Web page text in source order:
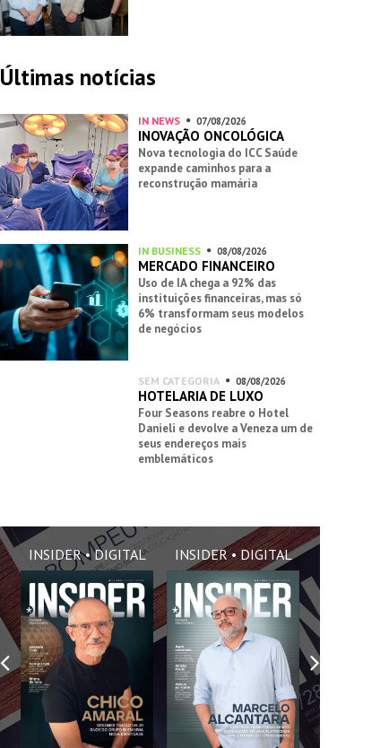
Últimas notícias
IN NEWS 07/08/2026
INOVAÇÃO ONCOLÓGICA
Nova tecnologia do ICC Saúde
expande caminhos para a
reconstrução mamária
IN BUSINESS 08/08/2026
MERCADO FINANCEIRO
Uso de IA chega a 92% das
instituições financeiras, mas só
6% transformam seus modelos
de negócios
SEM CATEGORIA 08/08/2026
HOTELARIA DE LUXO
Four Seasons reabre o Hotel
Danieli e devolve a Veneza um de
seus endereços mais
emblemáticos
INSIDER • DIGITAL INSIDER • DIGITAL